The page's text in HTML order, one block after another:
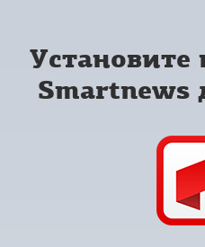
Smartnews